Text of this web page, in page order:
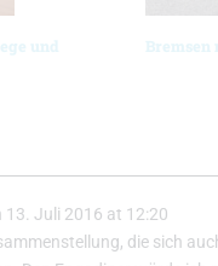
und
13. Juli 2016 at 12:20
die sich